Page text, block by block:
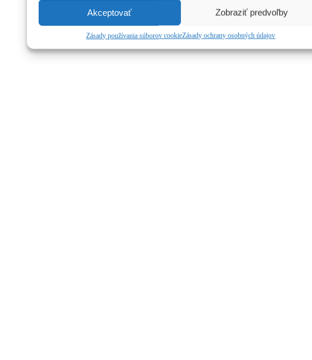
Akceptovať Zobraziť predvoľby
Zásady používania súborov cookieZásady ochrany osobných údajov